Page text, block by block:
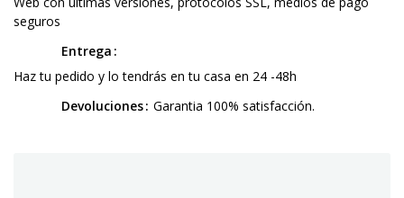
seguros
Entrega
Haz tu pedido y lo tendrás en tu casa en 24 -48h
Devoluciones Garantia 100% satisfacción.